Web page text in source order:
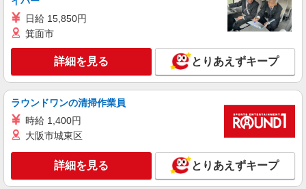
月給例30万円〜40万円 ※固定残業代を含まない
※賞与は7月・12月にそれぞれ２か月分支給
キープ 詳細を見る
職業紹介
調剤薬局（東京都板橋区）【アイデムエージェント薬剤師】
（JOB076218）
■正社員 ※当社規定 ※残業代別途支給 ※若手
歓迎します
東京都板橋区（調剤薬局）
日給 15,850円
箕面市
詳細を見る とりあえずキープ
ラウンドワンの清掃作業員
時給 1,400円
大阪市城東区
詳細を見る とりあえずキープ